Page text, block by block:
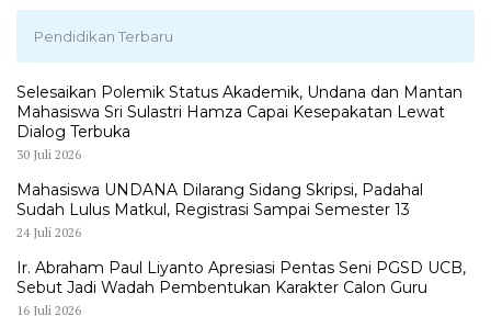
Pendidikan Terbaru
Selesaikan Polemik Status Akademik, Undana dan Mantan
Mahasiswa Sri Sulastri Hamza Capai Kesepakatan Lewat
Dialog Terbuka
30 Juli 2026
Mahasiswa UNDANA Dilarang Sidang Skripsi, Padahal
Sudah Lulus Matkul, Registrasi Sampai Semester 13
24 Juli 2026
Ir. Abraham Paul Liyanto Apresiasi Pentas Seni PGSD UCB,
Sebut Jadi Wadah Pembentukan Karakter Calon Guru
16 Juli 2026